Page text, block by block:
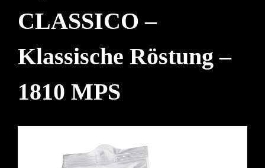
CLASSICO –
Klassische Röstung –
1810 MPS